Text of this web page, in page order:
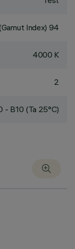
Index) 94
4000 K
2
- B10 (Ta 25°C)